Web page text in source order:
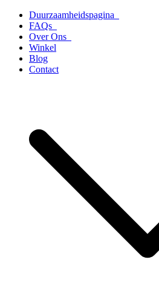
naar
inhoud
Duurzaamheidspagina
FAQs
Over Ons
Winkel
Blog
Contact